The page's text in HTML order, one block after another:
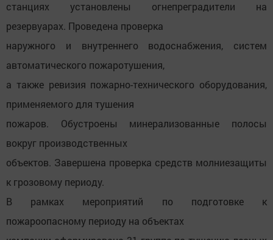
станциях установлены огнепреградители на
резервуарах. Проведена проверка
наружного и внутреннего водоснабжения, систем
автоматического пожаротушения,
а также ревизия пожарно-технического оборудования,
применяемого для тушения
пожаров. Обустроены минерализованные полосы
вокруг производственных
объектов. Завершена проверка средств молниезащиты
к грозовому периоду.
В рамках мероприятий по подготовке к
пожароопасному периоду на объектах